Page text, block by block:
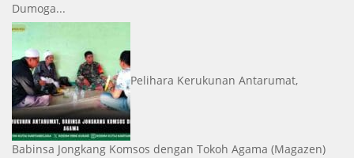
Dumoga...
Pelihara Kerukunan Antarumat,
Babinsa Jongkang Komsos dengan Tokoh Agama (Magazen)